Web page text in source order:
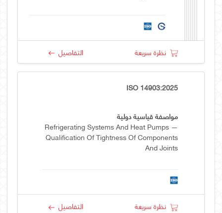
نظرة سريعة التفاصيل
ISO 14903:2025
مواصفة قياسية دولية
Refrigerating Systems And Heat Pumps —
Qualification Of Tightness Of Components
And Joints
نظرة سريعة التفاصيل